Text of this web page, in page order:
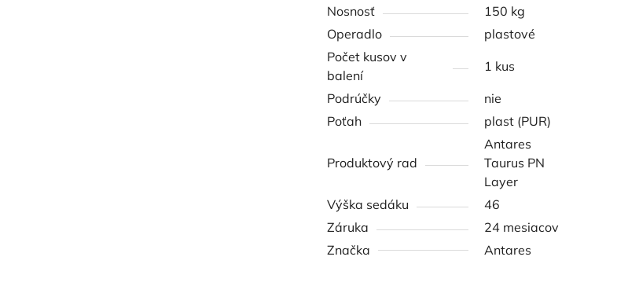
Nosnosť
150 kg
Operadlo
plastové
Počet kusov v
balení
1 kus
Podrúčky
nie
Poťah
plast (PUR)
Produktový rad
Antares
Taurus PN
Layer
Výška sedáku
46
Záruka
24 mesiacov
Značka
Antares